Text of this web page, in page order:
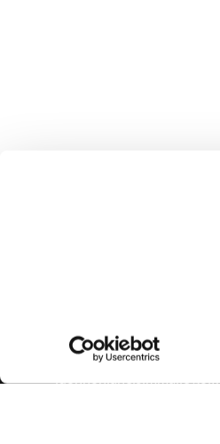
Tervetuloa Hartola